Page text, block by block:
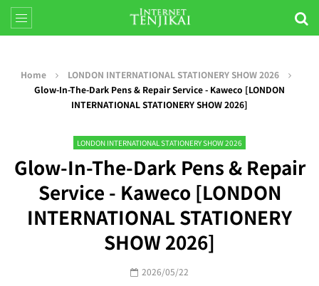
Home
LONDON INTERNATIONAL STATIONERY SHOW 2026
Glow-In-The-Dark Pens & Repair Service - Kaweco [LONDON
INTERNATIONAL STATIONERY SHOW 2026]
LONDON INTERNATIONAL STATIONERY SHOW 2026
Glow-In-The-Dark Pens & Repair
Service - Kaweco [LONDON
INTERNATIONAL STATIONERY
SHOW 2026]
2026/05/22